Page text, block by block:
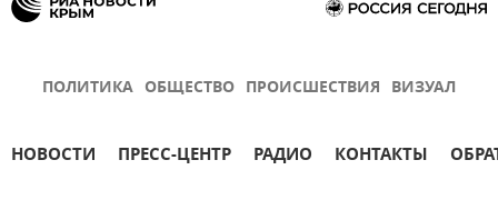
ПОЛИТИКА ОБЩЕСТВО ПРОИСШЕСТВИЯ ВИЗУАЛ
НОВОСТИ ПРЕСС-ЦЕНТР РАДИО КОНТАКТЫ